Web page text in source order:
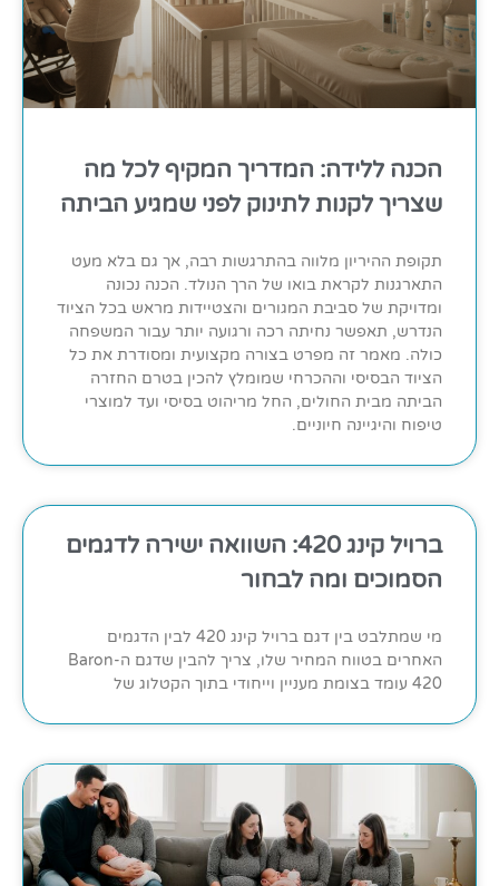
הכנה ללידה: המדריך המקיף לכל מה
שצריך לקנות לתינוק לפני שמגיע הביתה
תקופת ההיריון מלווה בהתרגשות רבה, אך גם בלא מעט
התארגנות לקראת בואו של הרך הנולד. הכנה נכונה
ומדויקת של סביבת המגורים והצטיידות מראש בכל הציוד
הנדרש, תאפשר נחיתה רכה ורגועה יותר עבור המשפחה
כולה. מאמר זה מפרט בצורה מקצועית ומסודרת את כל
הציוד הבסיסי וההכרחי שמומלץ להכין בטרם החזרה
הביתה מבית החולים, החל מריהוט בסיסי ועד למוצרי
טיפוח והיגיינה חיוניים.
ברויל קינג 420: השוואה ישירה לדגמים
הסמוכים ומה לבחור
מי שמתלבט בין דגם ברויל קינג 420 לבין הדגמים
האחרים בטווח המחיר שלו, צריך להבין שדגם ה-Baron
420 עומד בצומת מעניין וייחודי בתוך הקטלוג של